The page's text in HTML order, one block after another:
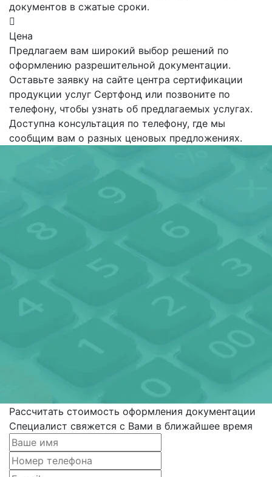
документов в сжатые сроки.
Цена
Предлагаем вам широкий выбор решений по
оформлению разрешительной документации.
Оставьте заявку на сайте центра сертификации
продукции услуг Сертфонд или позвоните по
телефону, чтобы узнать об предлагаемых услугах.
Доступна консультация по телефону, где мы
сообщим вам о разных ценовых предложениях.
Рассчитать стоимость оформления документации
Специалист свяжется с Вами в ближайшее время